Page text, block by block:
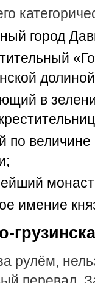
город
в
по
имение
рулём,